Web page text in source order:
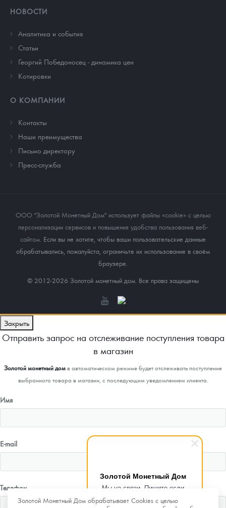
Золотой Монетный Дом
Мы на связи. Пишите если
возникнут любые вопросы.
НОВОСТИ
Аналитика и события
Cтатьи
Георгий Победоносец - динамика цен
Котировки
О КОМПАНИИ
Контакты
Наши преимущества
Письмо директору
Пресс-служба
ООО "Золотой Монетный Дом" использует файлы «cookie» с целью
персонализации сервисов и повышения удобства пользования веб-
сайтом . Если вы не хотите, чтобы ваши пользовательские данные
обрабатывались, пожалуйста, ограничьте их использование в своём
браузере.
© 2012-2026 Золотой монетный дом. Все права защищены
Золотой Монетный Дом обрабатывает Cookies с целью
Закрыть
Отправить запрос на отслеживание поступления товара
в магазин
Золотой монетный домв автоматическом режиме будет отслеживать поступление
выбранного товара в магазин, с последующим уведомлением клиента.
Имя
E-mail
Телефон